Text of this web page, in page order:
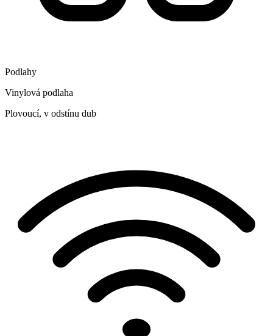
Podlahy
Vinylová podlaha
Plovoucí, v odstínu dub